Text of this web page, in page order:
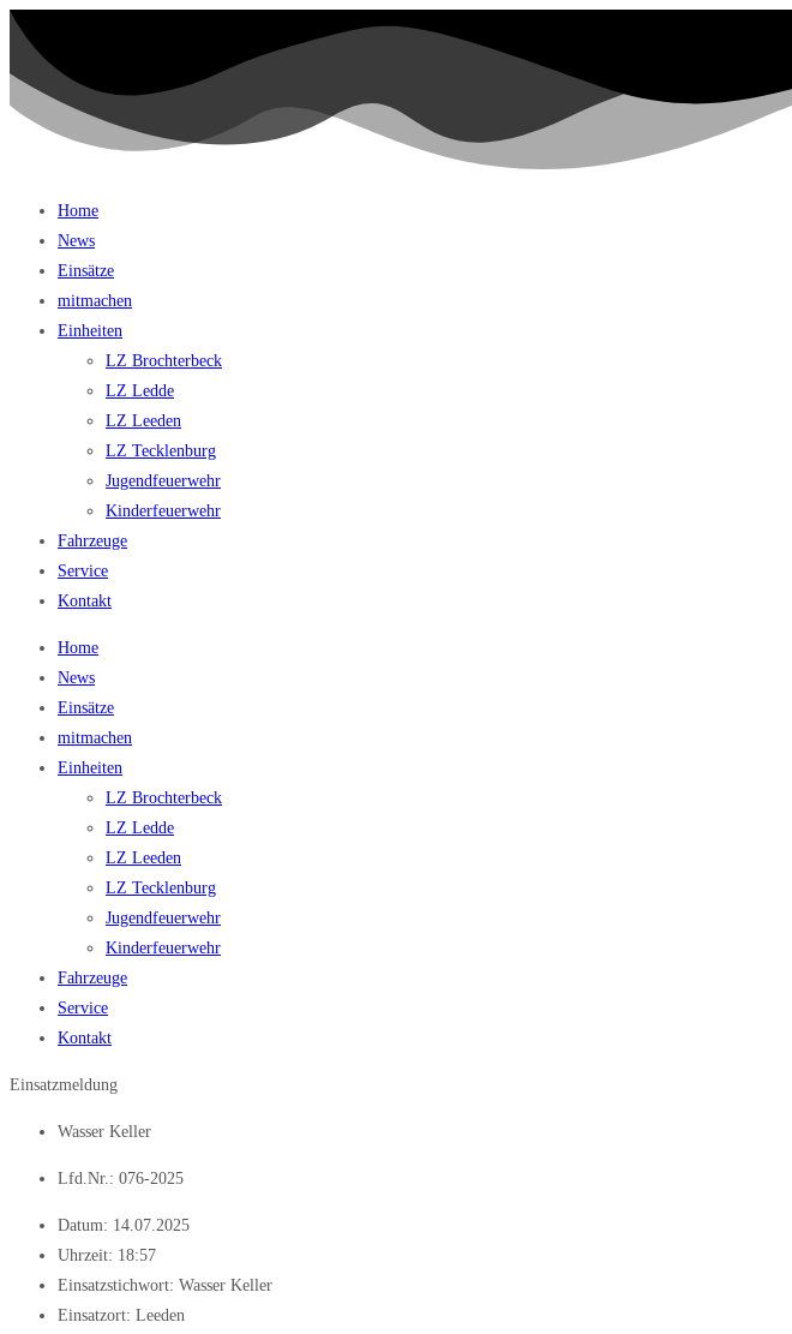
Home
News
Einsätze
mitmachen
Einheiten
LZ Brochterbeck
LZ Ledde
LZ Leeden
LZ Tecklenburg
Jugendfeuerwehr
Kinderfeuerwehr
Fahrzeuge
Service
Kontakt
Home
News
Einsätze
mitmachen
Einheiten
LZ Brochterbeck
LZ Ledde
LZ Leeden
LZ Tecklenburg
Jugendfeuerwehr
Kinderfeuerwehr
Fahrzeuge
Service
Kontakt
Einsatzmeldung
Wasser Keller
Lfd.Nr.: 076-2025
Datum: 14.07.2025
Uhrzeit: 18:57
Einsatzstichwort: Wasser Keller
Einsatzort: Leeden